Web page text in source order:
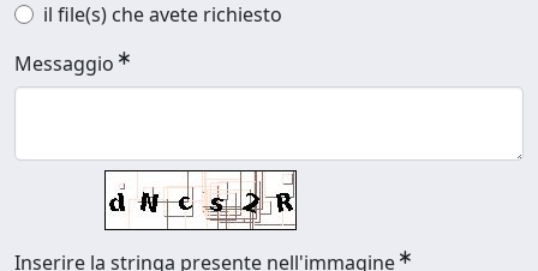
il file(s) che avete richiesto
Messaggio
Inserire la stringa presente nell'immagine